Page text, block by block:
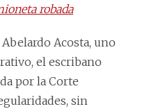
robada
Acosta, uno
el escribano
por la Corte
sin